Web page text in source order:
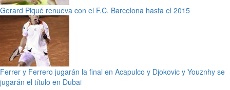
Gerard Piqué renueva con el F.C. Barcelona hasta el 2015
Ferrer y Ferrero jugarán la final en Acapulco y Djokovic y Youznhy se
jugarán el título en Dubai